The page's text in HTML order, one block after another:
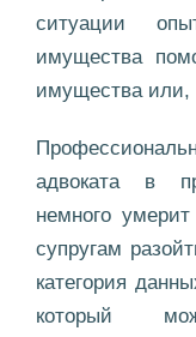
ситуации
имущества
имущества или,
адвоката в
немного
супругам
категория
который